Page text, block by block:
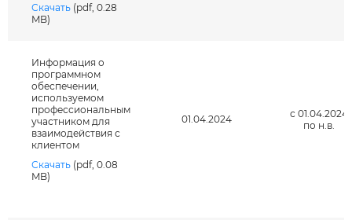
Скачать (pdf, 0.28
MB)
Информация о
программном
обеспечении,
используемом
профессиональным
участником для
взаимодействия с
клиентом
Скачать (pdf, 0.08
MB)
01.04.2024
с 01.04.2024
по н.в.